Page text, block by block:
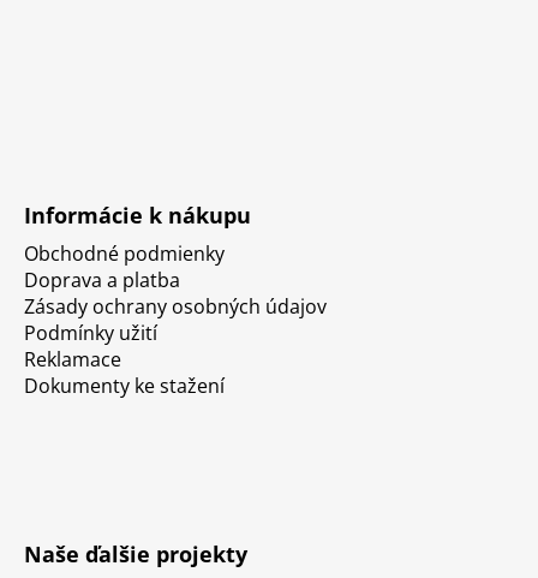
Informácie k nákupu
Obchodné podmienky
Doprava a platba
Zásady ochrany osobných údajov
Podmínky užití
Reklamace
Dokumenty ke stažení
Naše ďalšie projekty